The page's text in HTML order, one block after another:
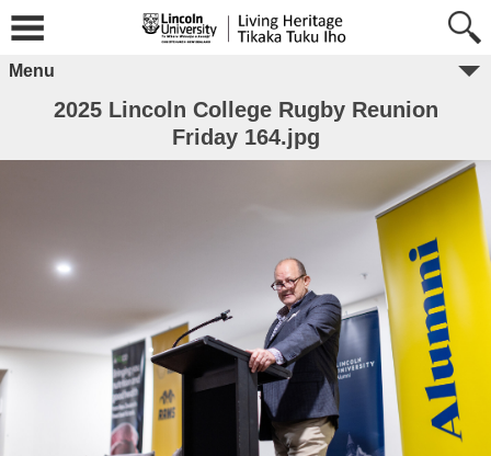
Menu
2025 Lincoln College Rugby Reunion
Friday 164.jpg